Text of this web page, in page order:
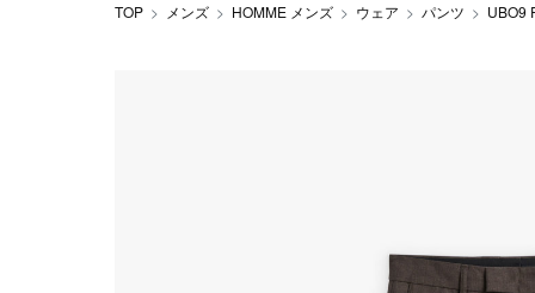
TOP メンズ HOMME メンズ ウェア パンツ UBO9